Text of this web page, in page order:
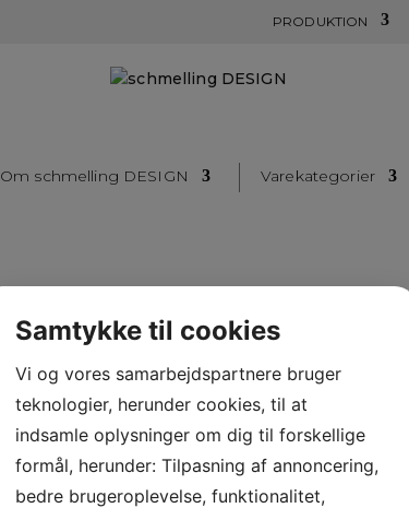
PRODUKTION
Om schmelling DESIGN Varekategorier
Varekategorier
Schmelling ACCESSOIRES
schmelling DESIGN woman
Samtykke til cookies
Vi og vores samarbejdspartnere bruger
teknologier, herunder cookies, til at
indsamle oplysninger om dig til forskellige
formål, herunder: Tilpasning af annoncering,
bedre brugeroplevelse, funktionalitet,